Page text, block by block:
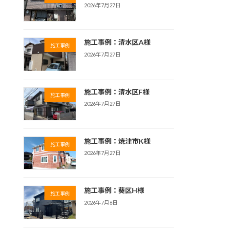
2026年7月27日
施工事例 施工事例：清水区A様
2026年7月27日
施工事例 施工事例：清水区F様
2026年7月27日
施工事例 施工事例：焼津市K様
2026年7月27日
施工事例 施工事例：葵区H様
2026年7月6日